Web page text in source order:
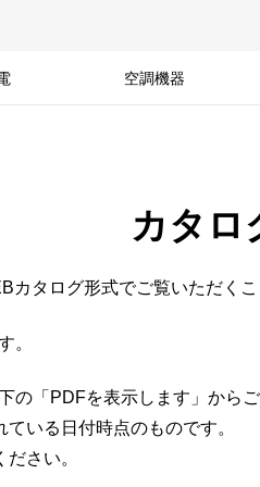
空調機器
カタロ
タログ形式でご覧いただくこ
。
「PDFを表示します」からご
いる日付時点のものです。
さい。